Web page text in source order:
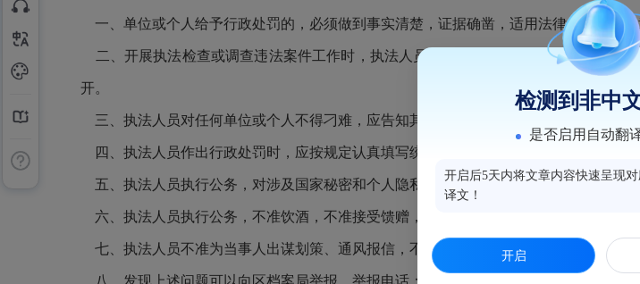
一、单位或个人给予行政处罚的，必须做到事实清楚，证据确凿，适用法律、法规、
二、开展执法检查或调查违法案件工作时，执法人员不得少于两人，应主动出示行
开。
三、执法人员对任何单位或个人不得刁难，应告知其具有的权利和应承担的义务，不得
四、执法人员作出行政处罚时，应按规定认真填写统一文书，不得缺项或漏填。
五、执法人员执行公务，对涉及国家秘密和个人隐私，应予保密。
六、执法人员执行公务，不准饮酒，不准接受馈赠，不准参加单位或个人举办的各类宴
七、执法人员不准为当事人出谋划策、通风报信，不准包庇纵容违法行为。
八、发现上述问题可以向区档案局举报，举报电话：87511996。
检测到非中
是否启用自动翻
开启后5天内将文章内容快速呈现
译文！
开启